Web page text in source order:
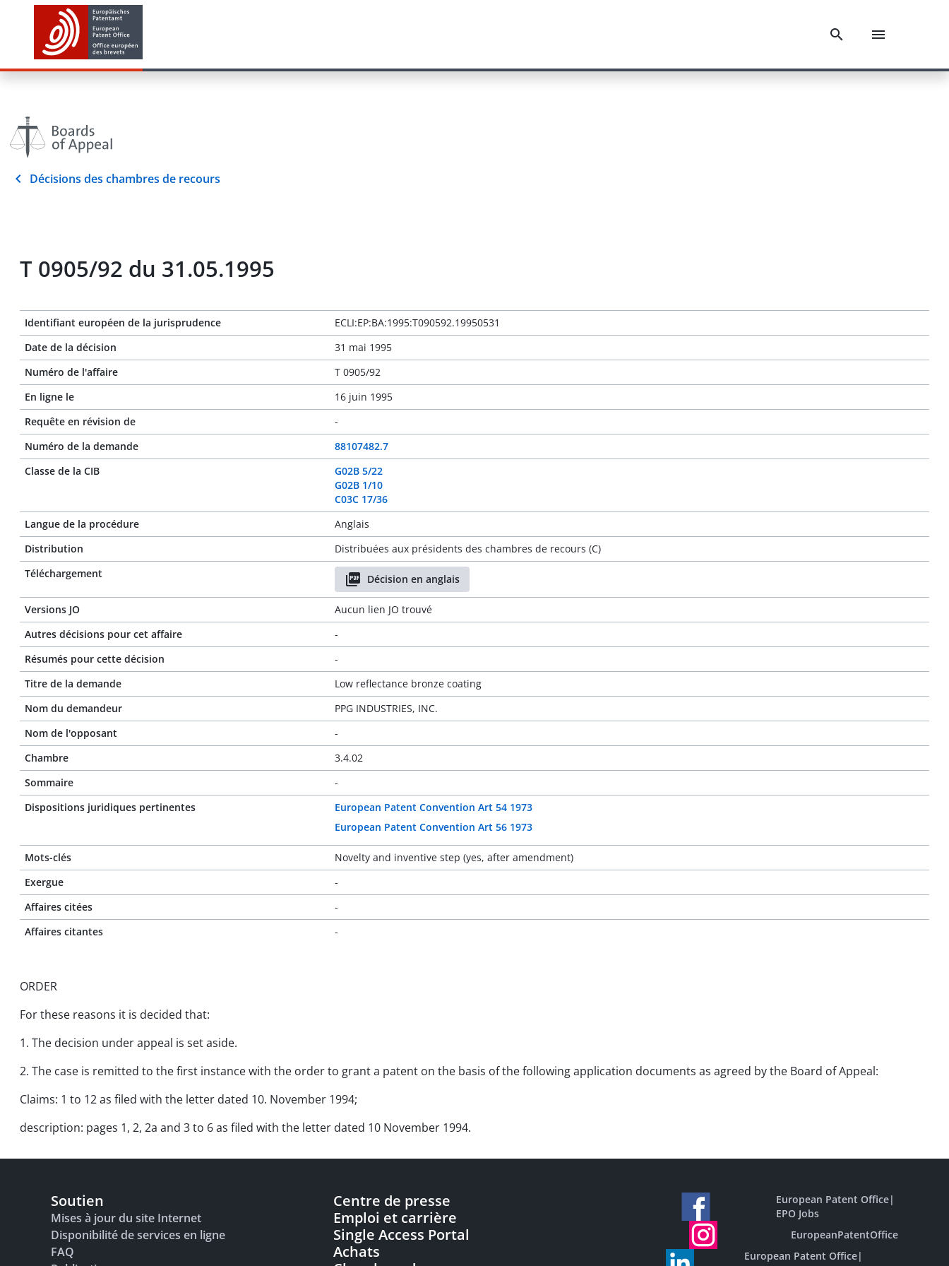
Décisions des chambres de recours
T 0905/92 du 31.05.1995
Identifiant européen de la jurisprudence
ECLI:EP:BA:1995:T090592.19950531
Date de la décision
31 mai 1995
Numéro de l'affaire
T 0905/92
En ligne le
16 juin 1995
Requête en révision de
-
Numéro de la demande
88107482.7
Classe de la CIB
G02B 5/22
G02B 1/10
C03C 17/36
Langue de la procédure
Anglais
Distribution
Distribuées aux présidents des chambres de recours (C)
Téléchargement
Décision en anglais
Versions JO
Aucun lien JO trouvé
Autres décisions pour cet affaire
-
Résumés pour cette décision
-
Titre de la demande
Low reflectance bronze coating
Nom du demandeur
PPG INDUSTRIES, INC.
Nom de l'opposant
-
Chambre
3.4.02
Sommaire
-
Dispositions juridiques pertinentes
European Patent Convention Art 54 1973
European Patent Convention Art 56 1973
Mots-clés
Novelty and inventive step (yes, after amendment)
Exergue
-
Affaires citées
-
Affaires citantes
-
ORDER
For these reasons it is decided that:
1. The decision under appeal is set aside.
2. The case is remitted to the first instance with the order to grant a patent on the basis of the following application documents as agreed by the Board of Appeal:
Claims: 1 to 12 as filed with the letter dated 10. November 1994;
description: pages 1, 2, 2a and 3 to 6 as filed with the letter dated 10 November 1994.
Soutien
Mises à jour du site Internet
Disponibilité de services en ligne
FAQ
Centre de presse
Emploi et carrière
Single Access Portal
Achats
European Patent Office|
EPO Jobs
EuropeanPatentOffice
European Patent Office|